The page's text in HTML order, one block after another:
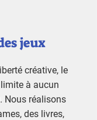
jeux
créative, le
à aucun
Nous réalisons
des livres,